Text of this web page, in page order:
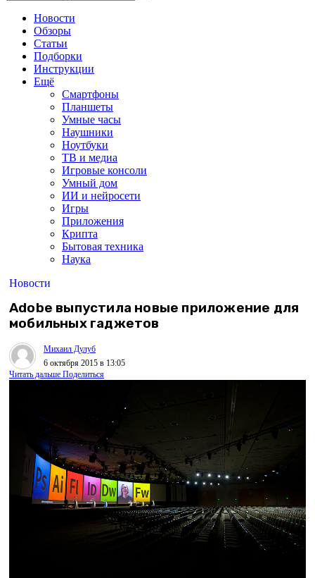
Новости
Обзоры
Статьи
Подборки
Инструкции
Ещё
Смартфоны
Планшеты
Умные часы
Наушники
Ноутбуки
ТВ и медиа
Игровые консоли
Умный дом
ИИ и нейросети
Игры
Приложения
Крипта
Бытовая техника
Наука
Новости
Adobe выпустила новые приложение для
мобильных гаджетов
Михаил Дулуб
6 октября 2015 в 13:05
Читать дальше Поделиться